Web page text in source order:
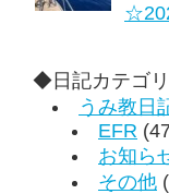
◆日記カテゴ
うみ教日
EFR
お知ら
その他